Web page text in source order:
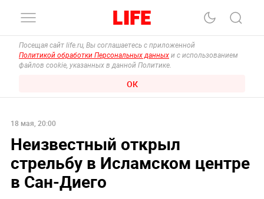
Посещая сайт life.ru, Вы соглашаетесь с приложенной
Политикой обработки Персональных данных и с использованием
файлов cookie, указанных в данной Политике.
ОК
18 мая, 20:00
Неизвестный открыл
стрельбу в Исламском центре
в Сан-Диего